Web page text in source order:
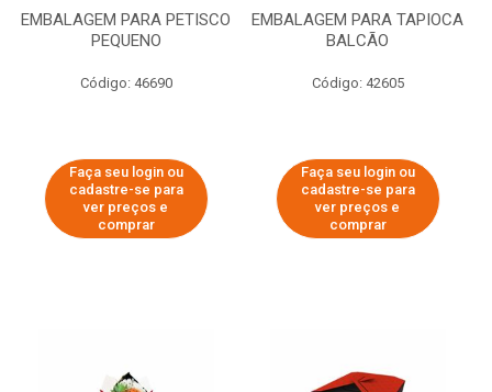
EMBALAGEM PARA PETISCO
PEQUENO
Código: 46690
Faça seu login ou
cadastre-se para
ver preços e
comprar
EMBALAGEM PARA TAPIOCA
BALCÃO
Código: 42605
Faça seu login ou
cadastre-se para
ver preços e
comprar